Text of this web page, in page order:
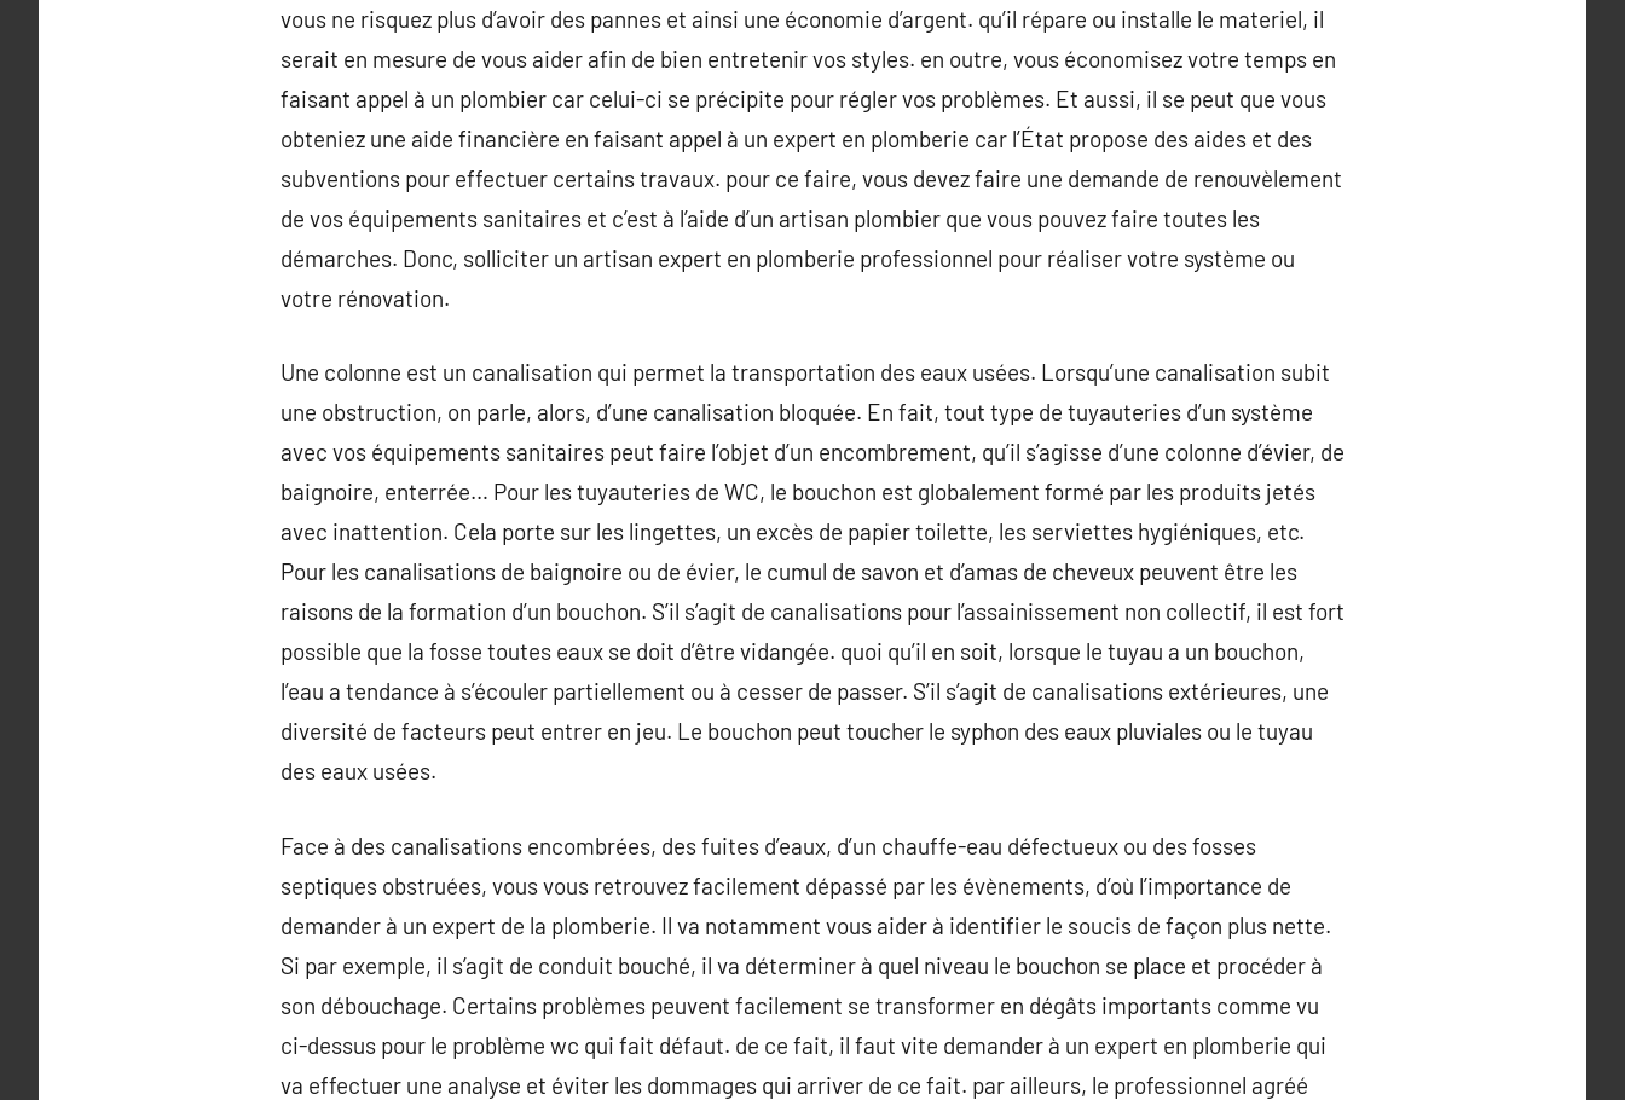
vous ne risquez plus d’avoir des pannes et ainsi une économie d’argent. qu’il répare ou installe le materiel, il
serait en mesure de vous aider afin de bien entretenir vos styles. en outre, vous économisez votre temps en
faisant appel à un plombier car celui-ci se précipite pour régler vos problèmes. Et aussi, il se peut que vous
obteniez une aide financière en faisant appel à un expert en plomberie car l’État propose des aides et des
subventions pour effectuer certains travaux. pour ce faire, vous devez faire une demande de renouvèlement
de vos équipements sanitaires et c’est à l’aide d’un artisan plombier que vous pouvez faire toutes les
démarches. Donc, solliciter un artisan expert en plomberie professionnel pour réaliser votre système ou
votre rénovation.
Une colonne est un canalisation qui permet la transportation des eaux usées. Lorsqu’une canalisation subit
une obstruction, on parle, alors, d’une canalisation bloquée. En fait, tout type de tuyauteries d’un système
avec vos équipements sanitaires peut faire l’objet d’un encombrement, qu’il s’agisse d’une colonne d’évier, de
baignoire, enterrée… Pour les tuyauteries de WC, le bouchon est globalement formé par les produits jetés
avec inattention. Cela porte sur les lingettes, un excès de papier toilette, les serviettes hygiéniques, etc.
Pour les canalisations de baignoire ou de évier, le cumul de savon et d’amas de cheveux peuvent être les
raisons de la formation d’un bouchon. S’il s’agit de canalisations pour l’assainissement non collectif, il est fort
possible que la fosse toutes eaux se doit d’être vidangée. quoi qu’il en soit, lorsque le tuyau a un bouchon,
l’eau a tendance à s’écouler partiellement ou à cesser de passer. S’il s’agit de canalisations extérieures, une
diversité de facteurs peut entrer en jeu. Le bouchon peut toucher le syphon des eaux pluviales ou le tuyau
des eaux usées.
Face à des canalisations encombrées, des fuites d’eaux, d’un chauffe-eau défectueux ou des fosses
septiques obstruées, vous vous retrouvez facilement dépassé par les évènements, d’où l’importance de
demander à un expert de la plomberie. Il va notamment vous aider à identifier le soucis de façon plus nette.
Si par exemple, il s’agit de conduit bouché, il va déterminer à quel niveau le bouchon se place et procéder à
son débouchage. Certains problèmes peuvent facilement se transformer en dégâts importants comme vu
ci-dessus pour le problème wc qui fait défaut. de ce fait, il faut vite demander à un expert en plomberie qui
va effectuer une analyse et éviter les dommages qui arriver de ce fait. par ailleurs, le professionnel agréé